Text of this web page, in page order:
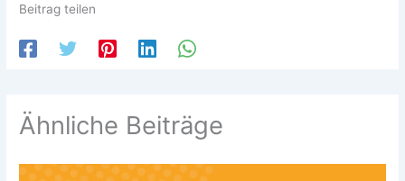
Beitrag teilen
Ähnliche Beiträge